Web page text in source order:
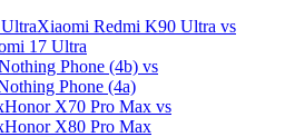
Xiaomi Redmi K90 Ultra vs
17 Ultra
Phone (4b) vs
Phone (4a)
Honor X70 Pro Max vs
Honor X80 Pro Max